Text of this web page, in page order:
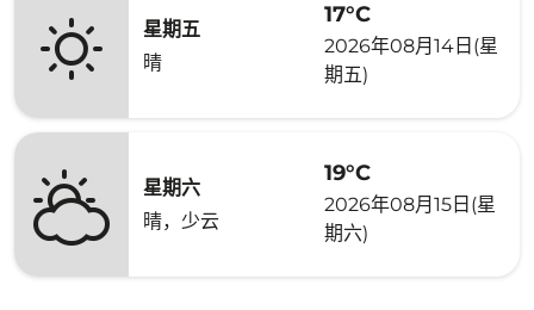
星期五
晴
17°C
2026年08月14日(星
期五)
星期六
晴，少云
19°C
2026年08月15日(星
期六)